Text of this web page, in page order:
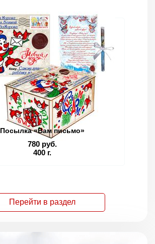
Посылка «Вам письмо»
780 руб.
400 г.
Перейти в раздел